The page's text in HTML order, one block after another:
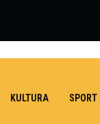
KULTURA SPORT